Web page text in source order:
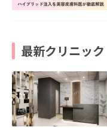
最新クリニック